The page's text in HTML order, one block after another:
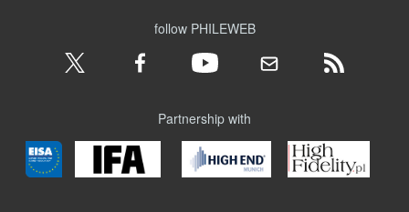
follow PHILEWEB
Partnership with